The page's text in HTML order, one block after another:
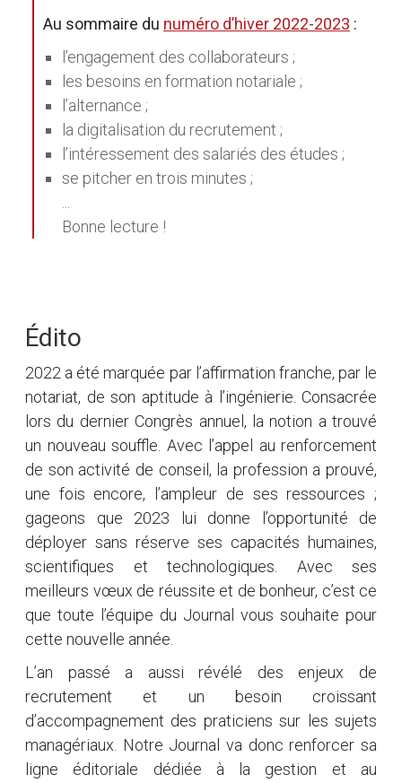
Au sommaire du numéro d’hiver 2022-2023 :
l’engagement des collaborateurs ;
les besoins en formation notariale ;
l’alternance ;
la digitalisation du recrutement ;
l’intéressement des salariés des études ;
se pitcher en trois minutes ;
Bonne lecture !
Édito
2022 a été marquée par l’affirmation franche, par le
notariat, de son aptitude à l’ingénierie. Consacrée
lors du dernier Congrès annuel, la notion a trouvé
un nouveau souffle. Avec l’appel au renforcement
de son activité de conseil, la profession a prouvé,
une fois encore, l’ampleur de ses ressources ;
gageons que 2023 lui donne l’opportunité de
déployer sans réserve ses capacités humaines,
scientifiques et technologiques. Avec ses
meilleurs vœux de réussite et de bonheur, c’est ce
que toute l’équipe du Journal vous souhaite pour
cette nouvelle année.
L’an passé a aussi révélé des enjeux de
recrutement et un besoin croissant
d’accompagnement des praticiens sur les sujets
managériaux. Notre Journal va donc renforcer sa
ligne éditoriale dédiée à la gestion et au